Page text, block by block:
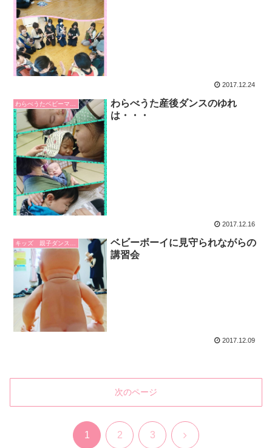
2017.12.24
わらべうた産後ダンスのゆれ
は・・・
2017.12.16
ベビーボーイに見守られながらの
講習会
2017.12.09
次のページ
1 2 3 次